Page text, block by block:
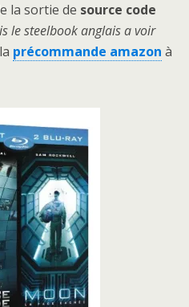
la sortie de source code
le steelbook anglais a voir
précommande amazon à